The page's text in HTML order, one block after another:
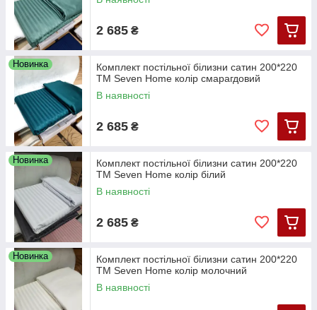
2 685 ₴
Новинка
Комплект постільної білизни сатин 200*220
ТМ Seven Home колір смарагдовий
В наявності
2 685 ₴
Новинка
Комплект постільної білизни сатин 200*220
ТМ Seven Home колір білий
В наявності
2 685 ₴
Новинка
Комплект постільної білизни сатин 200*220
ТМ Seven Home колір молочний
В наявності